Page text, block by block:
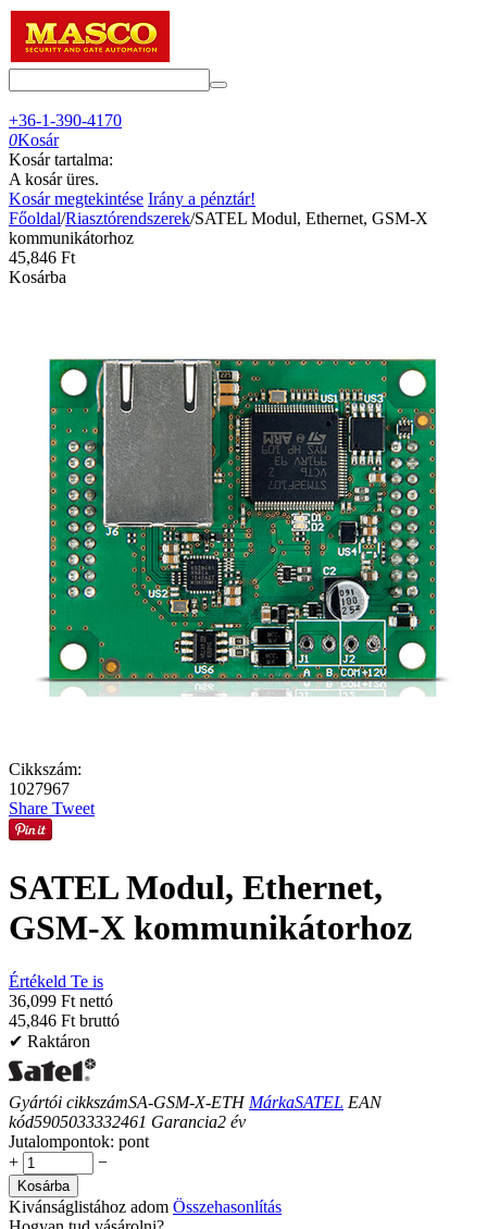
+36-1-390-4170
0Kosár
Kosár tartalma:
A kosár üres.
Kosár megtekintése Irány a pénztár!
Főoldal/Riasztórendszerek/SATEL Modul, Ethernet, GSM-X
kommunikátorhoz
45,846 Ft
Kosárba
Cikkszám:
1027967
Share Tweet
SATEL Modul, Ethernet,
GSM-X kommunikátorhoz
Értékeld Te is
36,099 Ft nettó
45,846 Ft bruttó
✔ Raktáron
Gyártói cikkszámSA-GSM-X-ETH MárkaSATEL EAN
kód5905033332461 Garancia2 év
Jutalompontok: pont
+
−
Kosárba
Kivánságlistához adom Összehasonlítás